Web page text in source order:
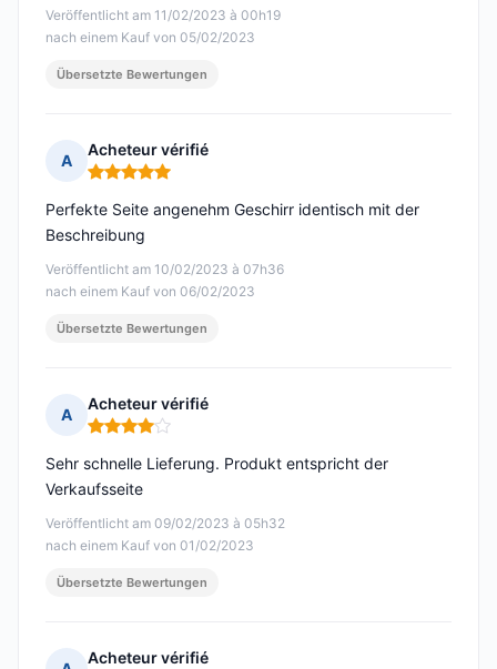
Veröffentlicht am 11/02/2023 à 00h19
nach einem Kauf von 05/02/2023
Übersetzte Bewertungen
A
Acheteur vérifié
Hinweis: 5 von 5
Veröffentlicht am 10/02/2023 à 07h36
nach einem Kauf von 06/02/2023
Perfekte Seite angenehm Geschirr identisch mit der
Beschreibung
Übersetzte Bewertungen
A
Acheteur vérifié
Hinweis: 4 von 5
Veröffentlicht am 09/02/2023 à 05h32
nach einem Kauf von 01/02/2023
Sehr schnelle Lieferung. Produkt entspricht der
Verkaufsseite
Übersetzte Bewertungen
Acheteur vérifié